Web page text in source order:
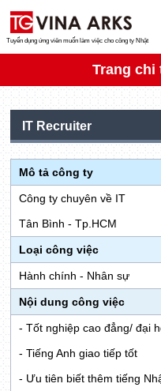
Tuyển dụng ứng viên muốn làm việc cho công ty Nhật
Trang chi
IT Recruiter
Mô tả công ty
Công ty chuyên về IT
Tân Bình - Tp.HCM
Loại công việc
Hành chính - Nhân sự
Nội dung công việc
- Tốt nghiệp cao đẳng/ đại
- Tiếng Anh giao tiếp tốt
- Ưu tiên biết thêm tiếng